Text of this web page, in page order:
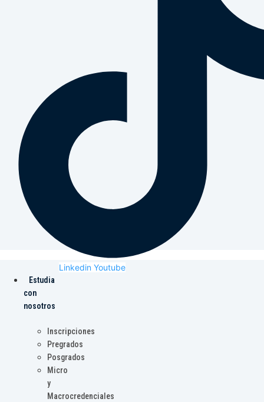
Linkedin Youtube
Estudia
con
nosotros
Inscripciones
Pregrados
Posgrados
Micro
y
Macrocredenciales